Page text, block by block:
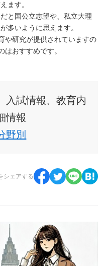
ます。
と国公立志望や、私立大理
多いように思えます。
や研究が提供されていますの
はおすすめです。
入試情報、教育内
情報
野別
シェアする